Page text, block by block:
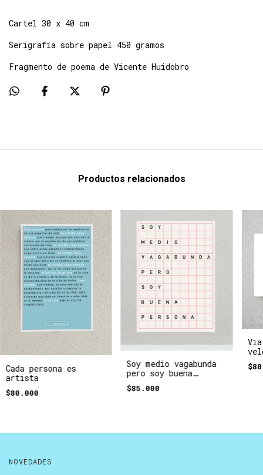
Cartel 30 x 40 cm
Serigrafía sobre papel 450 gramos
Fragmento de poema de Vicente Huidobro
Productos relacionados
Cada persona es
artista
$80.000
Soy medio vagabunda
pero soy buena
persona
$85.000
NOVEDADES